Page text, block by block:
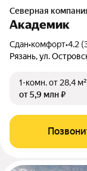
Северная
Академик
Сдан•комфорт•4.2
Рязань, ул.
1-комн.от 28,4 м²
от 5,9 млн ₽